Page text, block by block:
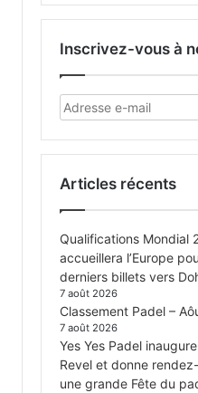
Inscrivez-vous à
Articles récents
Qualifications Mondial
accueillera l’Europe
derniers billets vers
7 août 2026
Classement Padel –
7 août 2026
Yes Yes Padel
Revel et donne
une grande Fête du